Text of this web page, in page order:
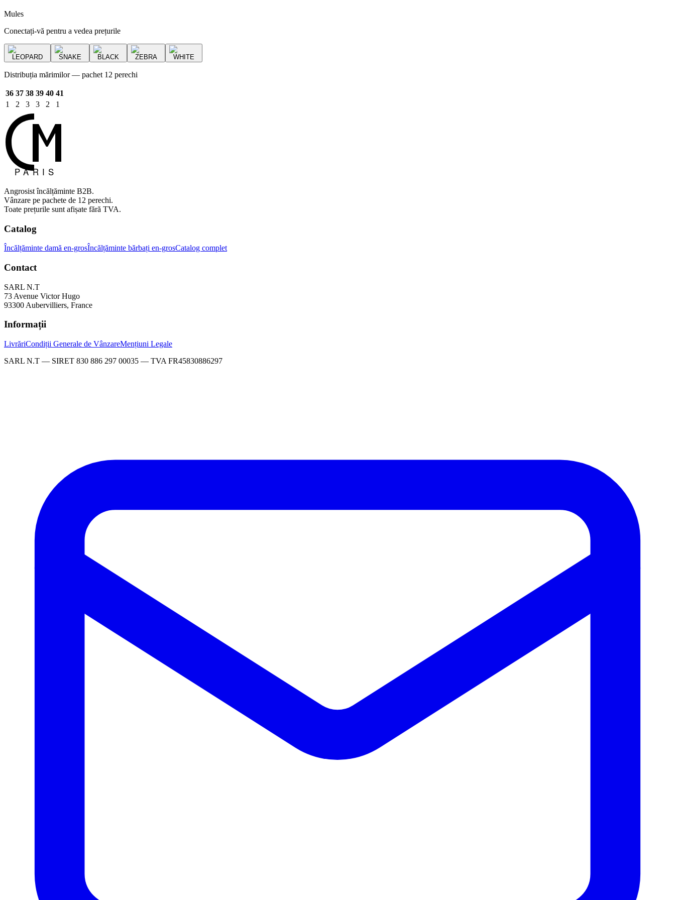
Mules
Conectați-vă pentru a vedea prețurile
LEOPARD SNAKE BLACK ZEBRA WHITE
Distribuția mărimilor — pachet 12 perechi
36 37 38 39 40 41
1
2 3 3 2 1
Angrosist încălțăminte B2B.
Vânzare pe pachete de 12 perechi.
Toate prețurile sunt afișate fără TVA.
Catalog
Încălțăminte damă en-grosÎncălțăminte bărbați en-grosCatalog complet
Contact
SARL N.T
73 Avenue Victor Hugo
93300 Aubervilliers, France
Informații
LivrăriCondiții Generale de VânzareMențiuni Legale
SARL N.T — SIRET 830 886 297 00035 — TVA FR45830886297